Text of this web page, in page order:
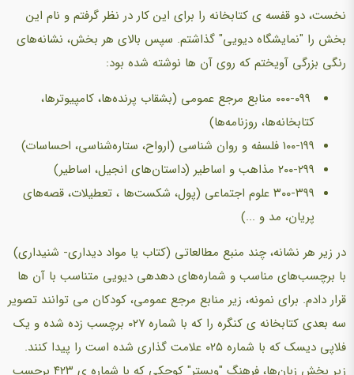
نخست، دو قفسه ی کتابخانه را برای این کار در نظر گرفتم و نام این
بخش را "نمایشگاه دیویی" گذاشتم. سپس بالای هر بخش، نشانه‌های
رنگی بزرگی آویختم که روی آن ها نوشته شده بود:
۰۰۰-۰۹۹ منابع مرجع عمومی (بشقاب پرنده‌ها، کامپیوترها،
کتابخانه‌ها، روزنامه‌ها)
۱۰۰-۱۹۹ فلسفه و روان شناسی (ارواح، ستاره‌شناسی، احساسات)
۲۰۰-۲۹۹ مذاهب و اساطیر (داستان‌های انجیل، اساطیر)
۳۰۰-۳۹۹ علوم اجتماعی (پول، شکست‌ها ، تعطیلات، قصه‌های
پریان، مد و ...)
در زیر هر نشانه، چند منبع مطالعاتی (کتاب یا مواد دیداری- شنیداری)
با برچسب‌های مناسب و شماره‌های دهدهی دیویی متناسب با آن ها
قرار دادم. برای نمونه، زیر منابع مرجع عمومی، کودکان می توانند تصویر
سه بعدی کتابخانه ی کنگره را که با شماره ۰۲۷ برچسب زده شده و یک
فلاپی دیسک که با شماره ۰۲۵ علامت گذاری شده است را پیدا کنند.
زیر بخش زبان‌ها، فرهنگ "وبستر" کوچکی که با شماره ی ۴۲۳ برچسب